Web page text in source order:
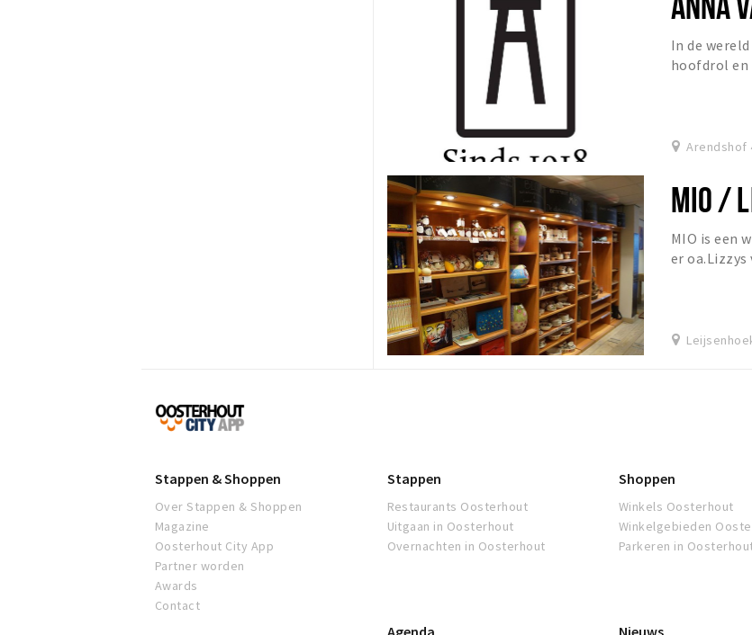
In de
hoofdrol en
Arendshof
MIO /
MIO is een
er
Proef
Oosterhout
Stappen & Shoppen
Over Stappen & Shoppen
Magazine
Oosterhout City App
Partner worden
Awards
Contact
Stappen
Restaurants Oosterhout
Uitgaan in Oosterhout
Overnachten in Oosterhout
Shoppen
Winkels Oosterhout
Winkelgebieden
Parkeren in